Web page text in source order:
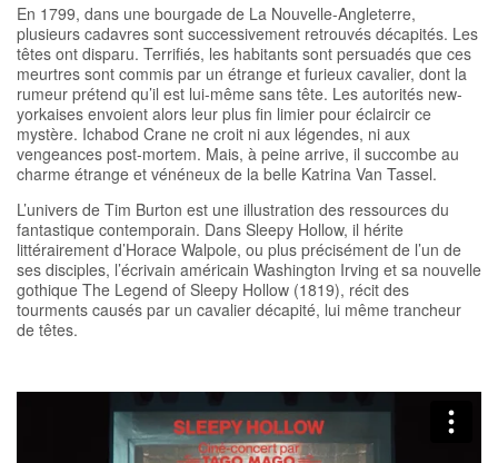
En 1799, dans une bourgade de La Nouvelle-Angleterre,
plusieurs cadavres sont successivement retrouvés décapités. Les
têtes ont disparu. Terrifiés, les habitants sont persuadés que ces
meurtres sont commis par un étrange et furieux cavalier, dont la
rumeur prétend qu’il est lui-même sans tête. Les autorités new-
yorkaises envoient alors leur plus fin limier pour éclaircir ce
mystère. Ichabod Crane ne croit ni aux légendes, ni aux
vengeances post-mortem. Mais, à peine arrive, il succombe au
charme étrange et vénéneux de la belle Katrina Van Tassel.
L’univers de Tim Burton est une illustration des ressources du
fantastique contemporain. Dans Sleepy Hollow, il hérite
littérairement d’Horace Walpole, ou plus précisément de l’un de
ses disciples, l’écrivain américain Washington Irving et sa nouvelle
gothique The Legend of Sleepy Hollow (1819), récit des
tourments causés par un cavalier décapité, lui même trancheur
de têtes.